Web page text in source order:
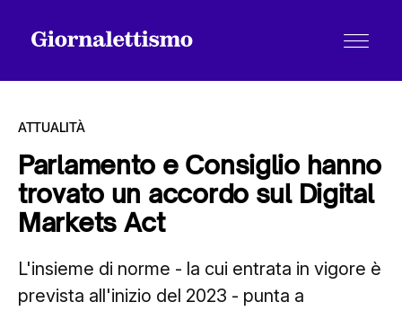
Tutti gli articoli
Chi siamo
ATTUALITÀ
Parlamento e Consiglio hanno
trovato un accordo sul Digital
Markets Act
L'insieme di norme - la cui entrata in vigore è
prevista all'inizio del 2023 - punta a